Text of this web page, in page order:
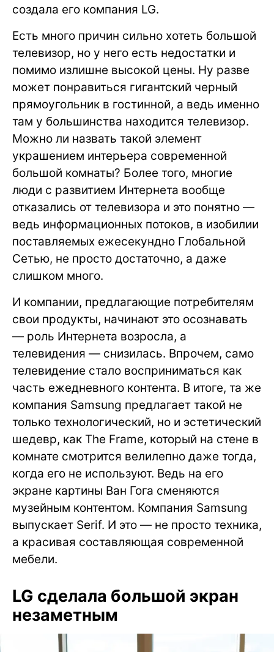
создала его компания LG.
Есть много причин сильно хотеть большой
телевизор, но у него есть недостатки и
помимо излишне высокой цены. Ну разве
может понравиться гигантский черный
прямоугольник в гостинной, а ведь именно
там у большинства находится телевизор.
Можно ли назвать такой элемент
украшением интерьера современной
большой комнаты? Более того, многие
люди с развитием Интернета вообще
отказались от телевизора и это понятно —
ведь информационных потоков, в изобилии
поставляемых ежесекундно Глобальной
Сетью, не просто достаточно, а даже
слишком много.
И компании, предлагающие потребителям
свои продукты, начинают это осознавать
— роль Интернета возросла, а
телевидения — снизилась. Впрочем, само
телевидение стало восприниматься как
часть ежедневного контента. В итоге, та же
компания Samsung предлагает такой не
только технологический, но и эстетический
шедевр, как The Frame, который на стене в
комнате смотрится велилепно даже тогда,
когда его не используют. Ведь на его
экране картины Ван Гога сменяются
музейным контентом. Компания Samsung
выпускает Serif. И это — не просто техника,
а красивая составляющая современной
мебели.
LG сделала большой экран
незаметным